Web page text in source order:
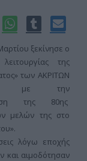
ξεκίνησε ο
της
των ΑΚΡΙΤΩΝ
με την
της 80ης
μελών της στο
λόγω εποχής
και αιμοδότησαν